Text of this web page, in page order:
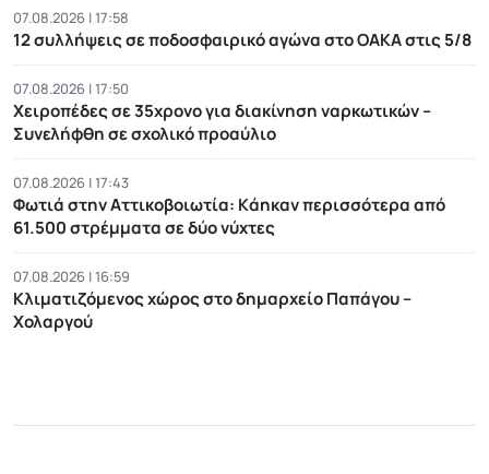
07.08.2026 | 17:58
12 συλλήψεις σε ποδοσφαιρικό αγώνα στο ΟΑΚΑ στις 5/8
07.08.2026 | 17:50
Χειροπέδες σε 35χρονο για διακίνηση ναρκωτικών –
Συνελήφθη σε σχολικό προαύλιο
07.08.2026 | 17:43
Φωτιά στην Αττικοβοιωτία: Kάηκαν περισσότερα από
61.500 στρέμματα σε δύο νύχτες
07.08.2026 | 16:59
Κλιματιζόμενος χώρος στο δημαρχείο Παπάγου –
Χολαργού